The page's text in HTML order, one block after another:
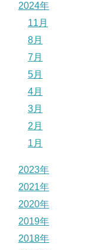
2024年
11月
8月
7月
5月
4月
3月
2月
1月
2023年
2021年
2020年
2019年
2018年